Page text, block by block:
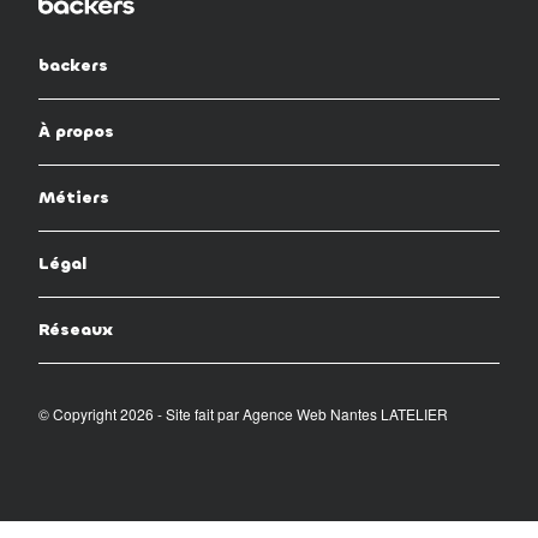
backers
À propos
Métiers
Légal
Réseaux
© Copyright 2026 - Site fait parAgence Web Nantes LATELIER